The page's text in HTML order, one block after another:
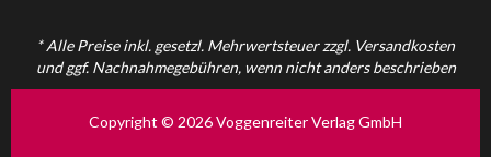
* Alle Preise inkl. gesetzl. Mehrwertsteuer zzgl. Versandkosten
und ggf. Nachnahmegebühren, wenn nicht anders beschrieben
Copyright © 2026 Voggenreiter Verlag GmbH